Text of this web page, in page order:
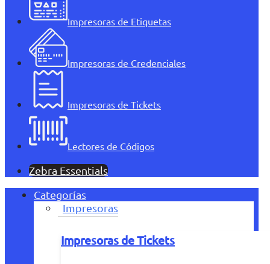
Impresoras de Etiquetas
Impresoras de Credenciales
Impresoras de Tickets
Lectores de Códigos
Zebra Essentials
Categorías
Impresoras
Impresoras de Tickets